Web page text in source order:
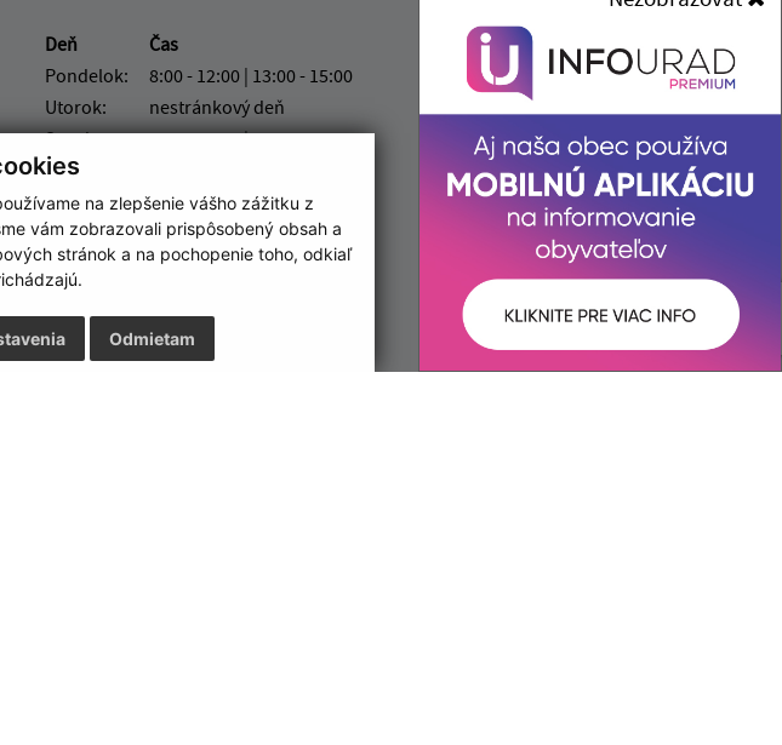
na zlepšenie vášho zážitku z
vám zobrazovali prispôsobený obsah a
stránok a na pochopenie toho, odkiaľ
Odmietam
Deň
Čas
Pondelok:
8:00 - 12:00 | 13:00 - 15:00
Utorok:
nestránkový deň
Streda:
8:00 - 12:00 | 13:00 - 16:30
Štvrtok:
Piatok:
8:00 - 12:00
Mestská časť (Košická Nová
Ves)
Miestny úrad (Košická Nová
Mliečna 1
040 14 Košice
info@kosickanovaves.sk
+421 55 333 73 10
IČO: 00 690 996